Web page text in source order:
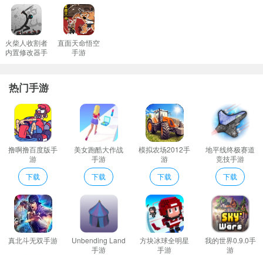
军队需要更高水平的军车驾驶技术很有挑战性快来看看你能不能做
到。
体验精彩的驾驶生活等待你完成的军事行动记住这个任务要保密。
运送所有士兵这个驾驶任务需要快速完成挑战x停车任务掌握公交车
陆军巴士运输车2021特色
1、经常注意车辆的燃油表记住更多的路线当没有汽油时你需要找一
个加油站加油。
2、在游戏中会有很多种类的巴士可供选择各种公交车的形状和性能
也各不相同。
3、也将有各种真实的天气模拟下雨天开车需要特别小心。
4、完整的HillStation环境探索;
5、面对不同的挑战你需要用自己优秀的驾驶技术去完成更多不一样
的挑战；
6、军队需要更高水平的军车驾驶技术很有挑战性快来看看你能不能
做到。
火柴人收割者
内置修改器手
直面天命悟空
手游
热门手游
撸啊撸百度版手
游
下载
美女跑酷大作战
手游
下载
模拟农场2012手
游
下载
地平线终极赛道
竞技手游
下载
真北斗无双手游
Unbending Land
手游
方块冰球全明星
手游
我的世界0.9.0手
游